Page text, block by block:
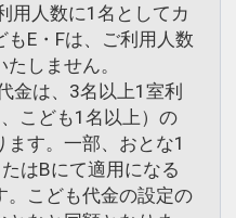
用人数に1名としてカ
もE・Fは、ご利用人数
しません。
金は、3名以上1室利
こども1名以上）の
ます。一部、おとな1
はBにて適用になる
。こども代金の設定の